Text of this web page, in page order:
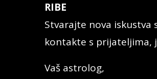
RIBE
Stvarajte nova iskustva
kontakte s prijateljima,
Vaš astrolog,